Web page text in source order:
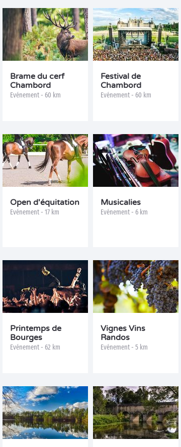
Brame du cerf
Chambord
Evénement - 60 km
Festival de
Chambord
Evénement - 60 km
Open d'équitation
Evénement - 17 km
Musicalies
Evénement - 6 km
Printemps de
Bourges
Evénement - 62 km
Vignes Vins
Randos
Evénement - 5 km